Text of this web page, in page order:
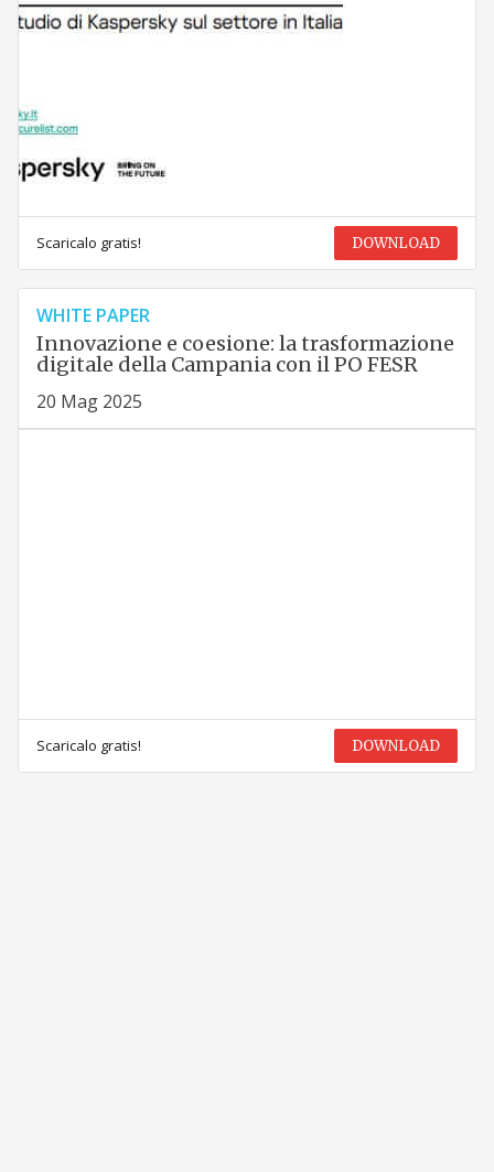
Scaricalo gratis! DOWNLOAD
WHITE PAPER
Innovazione e coesione: la trasformazione
digitale della Campania con il PO FESR
20 Mag 2025
Scaricalo gratis! DOWNLOAD